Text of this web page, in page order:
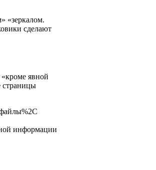
«зеркалом.
сделают
«кроме явной
страницы
информации